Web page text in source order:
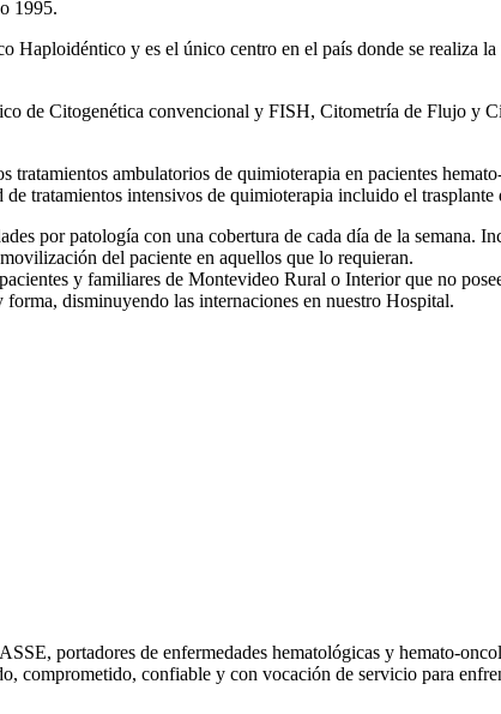
1995.
y es el único centro en el país donde se realiza
de Citogenética convencional y FISH, Citometría de Flujo y
tratamientos ambulatorios de quimioterapia en pacientes
tratamientos intensivos de quimioterapia incluido el trasplante
por patología con una cobertura de cada día de la
del paciente en aquellos que lo requieran.
y familiares de Montevideo Rural o Interior que no
disminuyendo las internaciones en nuestro Hospital.
portadores de enfermedades hematológicas y hemato-
comprometido, confiable y con vocación de servicio para